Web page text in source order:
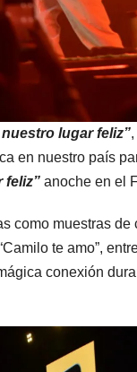
lugar feliz”
en nuestro país
feliz” anoche en el
como muestras
te amo”,
conexión